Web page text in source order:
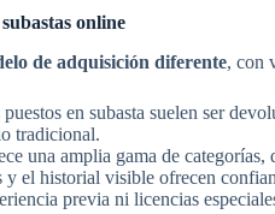
online
de adquisición diferente, con
en subasta suelen ser
tradicional.
una amplia gama de
y el historial visible ofrecen
previa ni licencias